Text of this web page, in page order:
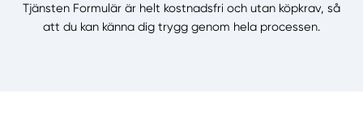
Tjänsten Formulär är helt kostnadsfri och utan köpkrav, så
att du kan känna dig trygg genom hela processen.